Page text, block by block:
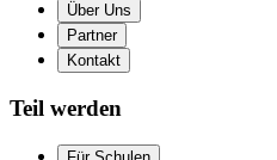
Über Uns
Partner
Kontakt
Teil werden